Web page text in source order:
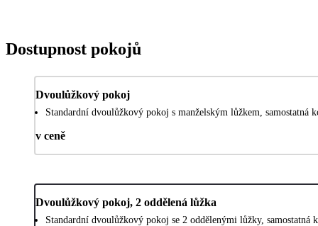
Dostupnost pokojů
Dvoulůžkový pokoj
Standardní dvoulůžkový pokoj s manželským lůžkem, samostatná
v ceně
Dvoulůžkový pokoj, 2 oddělená lůžka
Standardní dvoulůžkový pokoj se 2 oddělenými lůžky, samostatná